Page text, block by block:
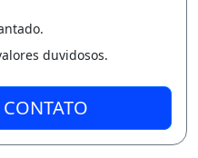
a gás, O
duvidosos.